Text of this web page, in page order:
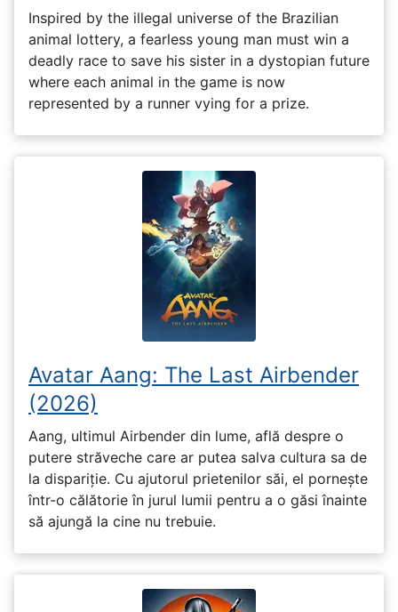
Inspired by the illegal universe of the Brazilian
animal lottery, a fearless young man must win a
deadly race to save his sister in a dystopian future
where each animal in the game is now
represented by a runner vying for a prize.
Avatar Aang: The Last Airbender
(2026)
Aang, ultimul Airbender din lume, află despre o
putere străveche care ar putea salva cultura sa de
la dispariție. Cu ajutorul prietenilor săi, el pornește
într-o călătorie în jurul lumii pentru a o găsi înainte
să ajungă la cine nu trebuie.